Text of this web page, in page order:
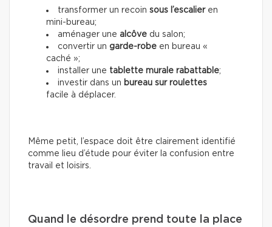
transformer un recoin sous l’escalieren
mini-bureau;
aménager une alcôve du salon;
convertir un garde-robe en bureau «
caché »;
installer une tablette murale rabattable;
investir dans un bureau sur roulettes
facile à déplacer.
Même petit, l’espace doit être clairement identifié
comme lieu d’étude pour éviter la confusion entre
travail et loisirs.
Quand le désordre prend toute la place